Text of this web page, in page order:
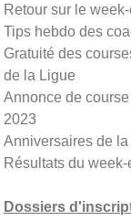
Retour sur le
Tips hebdo des
Gratuité des
de la Ligue
Annonce de
2023
Anniversaires de
Résultats du week-
Dossiers